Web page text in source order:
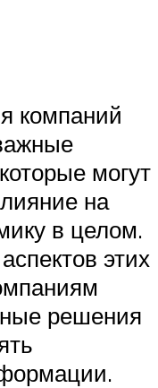
компаний
могут
на
в целом.
этих
решения